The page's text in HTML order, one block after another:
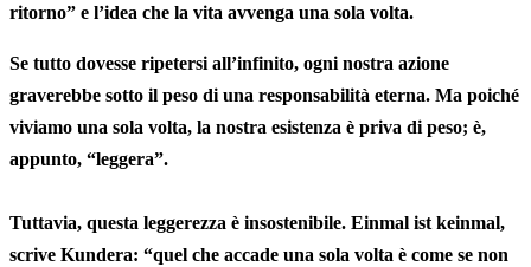
ritorno” e l’idea che la vita avvenga una sola volta.
Se tutto dovesse ripetersi all’infinito, ogni nostra azione
graverebbe sotto il peso di una responsabilità eterna. Ma poiché
viviamo una sola volta, la nostra esistenza è priva di peso; è,
appunto, “leggera”.
Tuttavia, questa leggerezza è insostenibile. Einmal ist keinmal,
scrive Kundera: “quel che accade una sola volta è come se non